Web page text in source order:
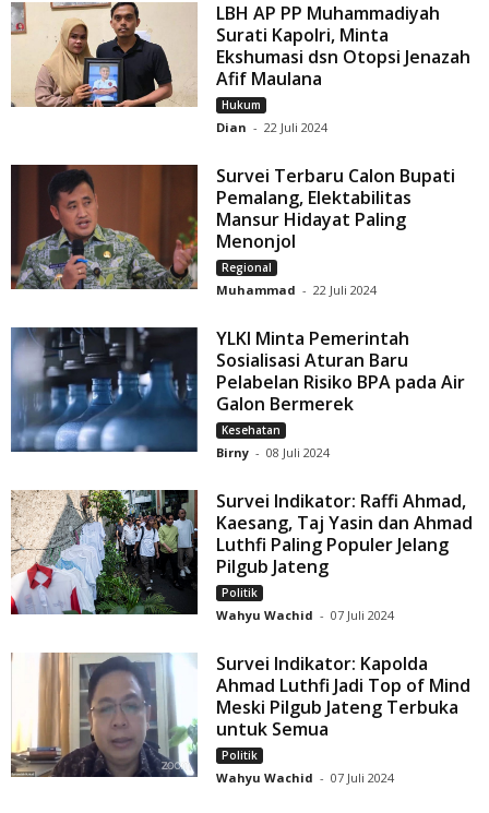
LBH AP PP Muhammadiyah
Surati Kapolri, Minta
Ekshumasi dsn Otopsi Jenazah
Afif Maulana
Hukum
Dian - 22 Juli 2024
Survei Terbaru Calon Bupati
Pemalang, Elektabilitas
Mansur Hidayat Paling
Menonjol
Regional
Muhammad - 22 Juli 2024
YLKI Minta Pemerintah
Sosialisasi Aturan Baru
Pelabelan Risiko BPA pada Air
Galon Bermerek
Kesehatan
Birny - 08 Juli 2024
Survei Indikator: Raffi Ahmad,
Kaesang, Taj Yasin dan Ahmad
Luthfi Paling Populer Jelang
Pilgub Jateng
Politik
Wahyu Wachid - 07 Juli 2024
Survei Indikator: Kapolda
Ahmad Luthfi Jadi Top of Mind
Meski Pilgub Jateng Terbuka
untuk Semua
Politik
Wahyu Wachid - 07 Juli 2024